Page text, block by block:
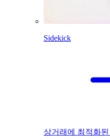
Sidekick
상거래에 최적화